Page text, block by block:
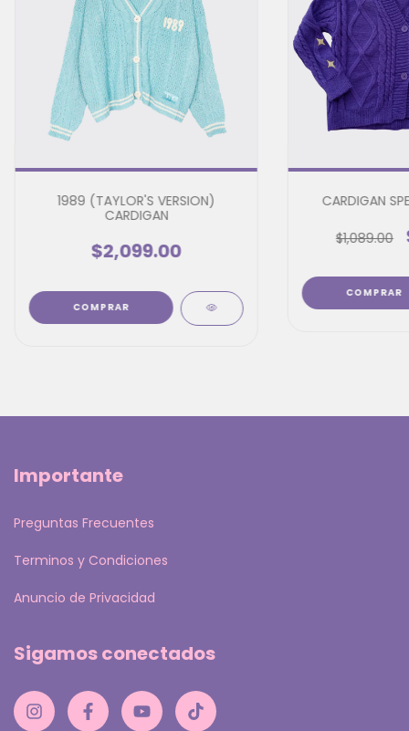
1989 (TAYLOR'S VERSION)
CARDIGAN
$2,099.00
COMPRAR
CARDIGAN
$1,089.00
COMPRAR
Importante
Preguntas Frecuentes
Terminos y Condiciones
Anuncio de Privacidad
Sigamos conectados